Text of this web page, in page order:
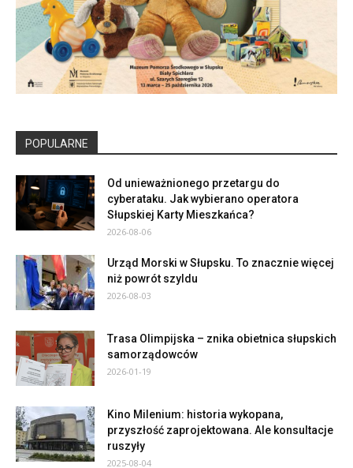
POPULARNE
Od unieważnionego przetargu do
cyberataku. Jak wybierano operatora
Słupskiej Karty Mieszkańca?
2026-08-06
Urząd Morski w Słupsku. To znacznie więcej
niż powrót szyldu
2026-08-03
Trasa Olimpijska – znika obietnica słupskich
samorządowców
2026-01-19
Kino Milenium: historia wykopana,
przyszłość zaprojektowana. Ale konsultacje
ruszyły
2025-08-04